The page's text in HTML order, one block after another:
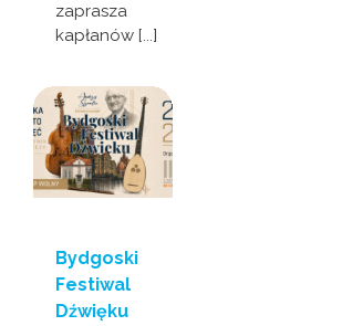
zaprasza
kapłanów [...]
Bydgoski
Festiwal
Dźwięku